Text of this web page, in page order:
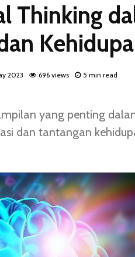
Thinking
2023 696 views 5 min read
yang penting
dan tantangan